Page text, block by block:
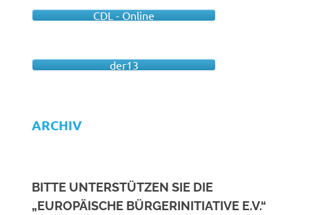
CDL - Online
der13
ARCHIV
BITTE UNTERSTÜTZEN SIE DIE
„EUROPÄISCHE BÜRGERINITIATIVE E.V.“